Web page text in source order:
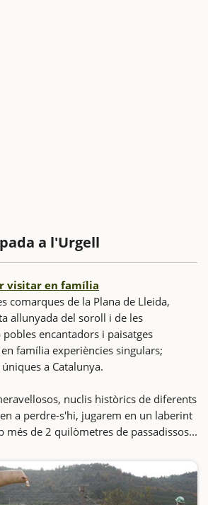
a l'Urgell
visitar en família
comarques de la Plana de Lleida,
allunyada del soroll i de les
encantadors i paisatges
família experiències singulars;
a Catalunya.
nuclis històrics de diferents
a perdre-s'hi, jugarem en un laberint
més de 2 quilòmetres de passadissos...